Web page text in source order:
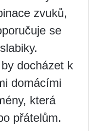
zvuků,
se
docházet k
domácími
která
přátelům.